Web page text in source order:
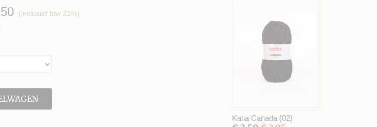
(inclusief btw 21%)
Katia Canada (02)